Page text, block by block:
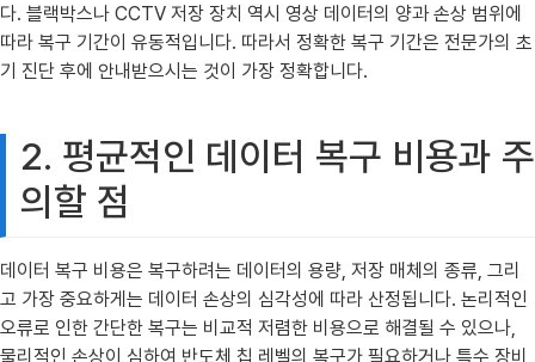
다. 블랙박스나 CCTV 저장 장치 역시 영상 데이터의 양과 손상 범위에
따라 복구 기간이 유동적입니다. 따라서 정확한 복구 기간은 전문가의 초
기 진단 후에 안내받으시는 것이 가장 정확합니다.
2. 평균적인 데이터 복구 비용과 주
의할 점
데이터 복구 비용은 복구하려는 데이터의 용량, 저장 매체의 종류, 그리
고 가장 중요하게는 데이터 손상의 심각성에 따라 산정됩니다. 논리적인
오류로 인한 간단한 복구는 비교적 저렴한 비용으로 해결될 수 있으나,
물리적인 손상이 심하여 반도체 칩 레벨의 복구가 필요하거나 특수 장비